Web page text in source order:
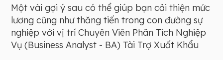
Một vài gợi ý sau có thể giúp bạn cải thiện mức
lương cũng như thăng tiến trong con đường sự
nghiệp với vị trí Chuyên Viên Phân Tích Nghiệp
Vụ (Business Analyst - BA) Tài Trợ Xuất Khẩu